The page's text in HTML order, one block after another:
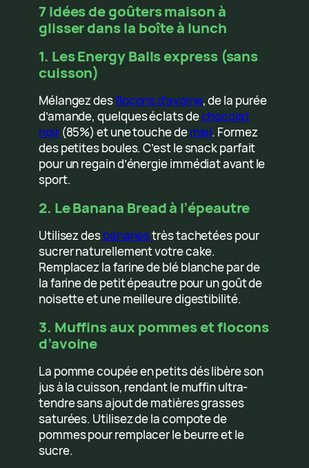
7 Idées de goûters maison à
glisser dans la boîte à lunch
1. Les Energy Balls express (sans
cuisson)
Mélangez desflocons d’avoine, de la purée
d’amande, quelques éclats dechocolat
noir(85%) et une touche demiel. Formez
des petites boules. C’est le snack parfait
pour un regain d’énergie immédiat avant le
sport.
2. Le Banana Bread à l’épeautre
Utilisez desbananestrès tachetées pour
sucrer naturellement votre cake.
Remplacez la farine de blé blanche par de
la farine de petit épeautre pour un goût de
noisette et une meilleure digestibilité.
3. Muffins aux pommes et flocons
d’avoine
La pomme coupée en petits dés libère son
jus à la cuisson, rendant le muffin ultra-
tendre sans ajout de matières grasses
saturées. Utilisez de la compote de
pommes pour remplacer le beurre et le
sucre.